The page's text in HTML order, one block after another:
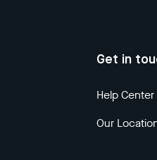
Get in
Help Center
Our